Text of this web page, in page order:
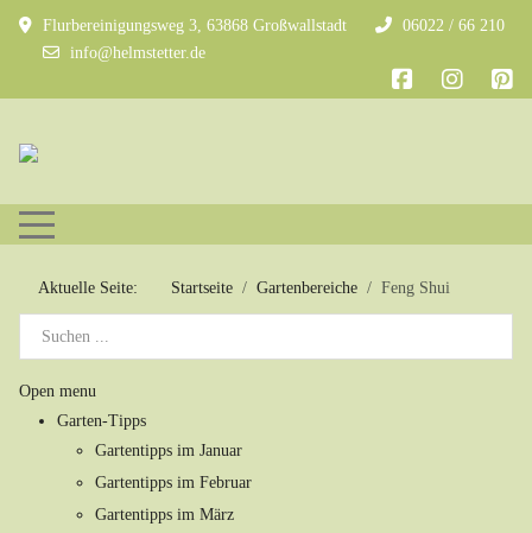
Flurbereinigungsweg 3, 63868 Großwallstadt
06022 / 66 210
info@helmstetter.de
Mobile Menu Toggle
Aktuelle Seite: Startseite Gartenbereiche Feng Shui
Open menu
Garten-Tipps
Gartentipps im Januar
Gartentipps im Februar
Gartentipps im März